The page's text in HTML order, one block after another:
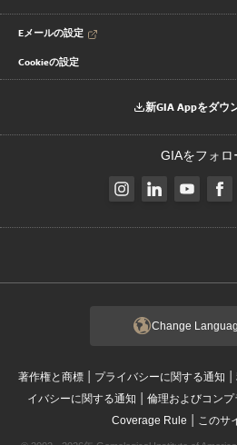
Eメールの設定
Cookieの設定
新GIA Appをダウ
GIAをフォロ
Change
著作権と商標 | プライバシーに関する通知 |
イバシーに関する通知 | 倫理およびコンプ
Coverage Rule | このサ